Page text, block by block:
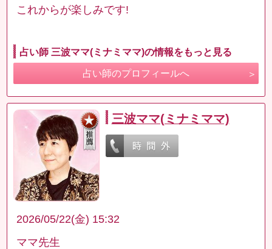
これからが楽しみです!
占い師 三波ママ(ミナミママ)の情報をもっと見る
占い師のプロフィールへ
三波ママ(ミナミママ)
2026/05/22(金) 15:32
ママ先生